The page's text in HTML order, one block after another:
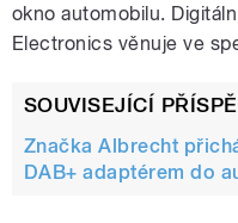
okno automobilu.
Electronics věnuje ve
SOUVISEJÍCÍ
Značka Albrecht
DAB+ adaptérem do